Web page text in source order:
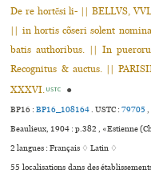
De re hortẽsi li- || BELLVS,
|| in hortis cõseri solent
batis authoribus. || In
Recognitus & auctus. ||
XXXVI. USTC ●
BP16 :BP16_108164.USTC :79705,
Beaulieux, 1904 : p.382 , «Estienne
2 langues :Français ♢Latin ♢
55 localisations dans des